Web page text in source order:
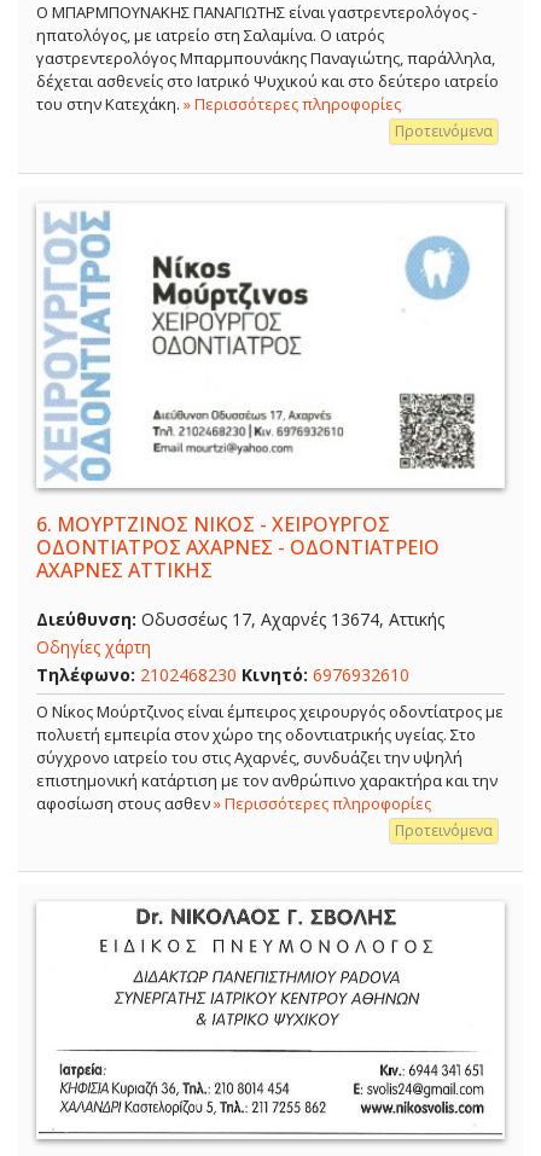
Ο ΜΠΑΡΜΠΟΥΝΑΚΗΣ ΠΑΝΑΓΙΩΤΗΣ είναι γαστρεντερολόγος -
ηπατολόγος, με ιατρείο στη Σαλαμίνα. Ο ιατρός
γαστρεντερολόγος Μπαρμπουνάκης Παναγιώτης, παράλληλα,
δέχεται ασθενείς στο Ιατρικό Ψυχικού και στο δεύτερο ιατρείο
του στην Κατεχάκη. » Περισσότερες πληροφορίες
Προτεινόμενα
6. ΜΟΥΡΤΖΙΝΟΣ ΝΙΚΟΣ - ΧΕΙΡΟΥΡΓΟΣ
ΟΔΟΝΤΙΑΤΡΟΣ ΑΧΑΡΝΕΣ - ΟΔΟΝΤΙΑΤΡΕΙΟ
ΑΧΑΡΝΕΣ ΑΤΤΙΚΗΣ
Διεύθυνση: Οδυσσέως 17, Αχαρνές 13674, Αττικής
Οδηγίες χάρτη
Τηλέφωνο: 2102468230 Κινητό: 6976932610
Ο Νίκος Μούρτζινος είναι έμπειρος χειρουργός οδοντίατρος με
πολυετή εμπειρία στον χώρο της οδοντιατρικής υγείας. Στο
σύγχρονο ιατρείο του στις Αχαρνές, συνδυάζει την υψηλή
επιστημονική κατάρτιση με τον ανθρώπινο χαρακτήρα και την
αφοσίωση στους ασθεν» Περισσότερες πληροφορίες
Προτεινόμενα